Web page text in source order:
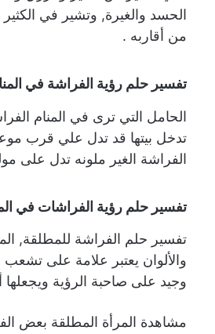
الحسد والغيرة, وتشير في
من أقاربه .
تفسير حلم رؤية الفراشة في
الحامل التي ترى في المنام
تدخل بيتها قد تدل علي قرب موعد
الفراشة الغير ملونه تدل على
تفسير حلم رؤية الفراشات في
تفسير حلم الفراشة للمطلقة,
والألوان يعتبر علامة على
وجيد على صاحبة الرؤية
مشاهدة المرأة المطلقة بعض